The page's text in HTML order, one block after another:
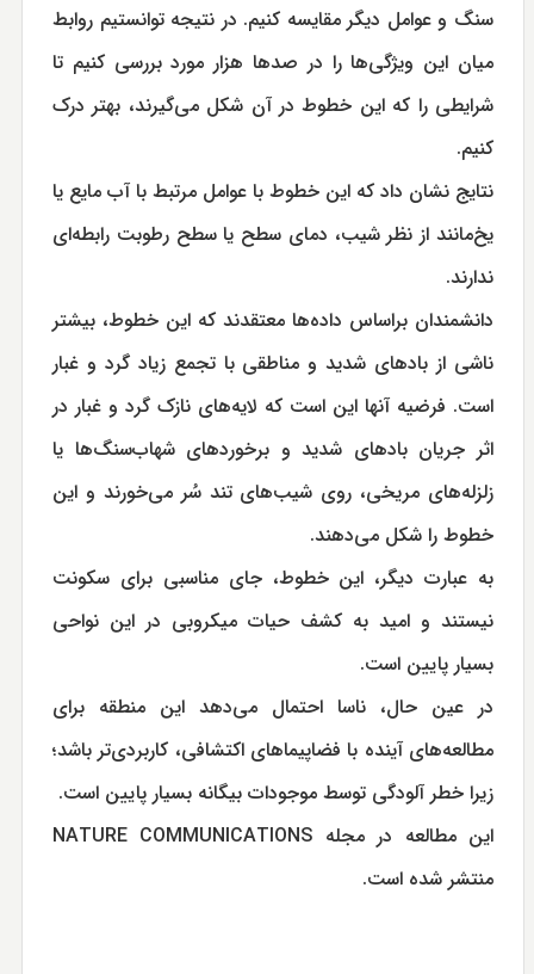
سنگ و عوامل دیگر مقایسه کنیم. در نتیجه توانستیم روابط
میان این ویژگی‌ها را در صدها هزار مورد بررسی کنیم تا
شرایطی را که این خطوط در آن شکل می‌گیرند، بهتر درک
کنیم.
نتایج نشان داد که این خطوط با عوامل مرتبط با آب مایع یا
یخ‌مانند از نظر شیب، دمای سطح یا سطح رطوبت رابطه‌ای
ندارند.
دانشمندان براساس داده‌ها معتقدند که این خطوط، بیشتر
ناشی از بادهای شدید و مناطقی با تجمع زیاد گرد و غبار
است. فرضیه آنها این است که لایه‌های نازک گرد و غبار در
اثر جریان بادهای شدید و برخوردهای شهاب‌سنگ‌ها یا
زلزله‌های مریخی، روی شیب‌های تند سُر می‌خورند و این
خطوط را شکل می‌دهند.
به عبارت دیگر، این خطوط، جای مناسبی برای سکونت
نیستند و امید به کشف حیات میکروبی در این نواحی
بسیار پایین است.
در عین حال، ناسا احتمال می‌دهد این منطقه برای
مطالعه‌های آینده با فضاپیماهای اکتشافی، کاربردی‌تر باشد؛
زیرا خطر آلودگی توسط موجودات بیگانه بسیار پایین است.
این مطالعه در مجله NATURE COMMUNICATIONS
منتشر شده است.